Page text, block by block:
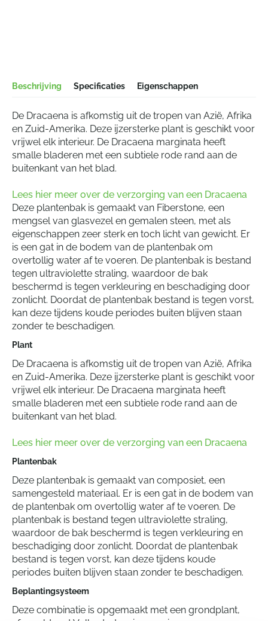
Beschrijving Specificaties Eigenschappen
De Dracaena is afkomstig uit de tropen van Azië, Afrika
en Zuid-Amerika. Deze ijzersterke plant is geschikt voor
vrijwel elk interieur. De Dracaena marginata heeft
smalle bladeren met een subtiele rode rand aan de
buitenkant van het blad.
Lees hier meer over de verzorging van een Dracaena
Deze plantenbak is gemaakt van Fiberstone, een
mengsel van glasvezel en gemalen steen, met als
eigenschappen zeer sterk en toch licht van gewicht. Er
is een gat in de bodem van de plantenbak om
overtollig water af te voeren. De plantenbak is bestand
tegen ultraviolette straling, waardoor de bak
beschermd is tegen verkleuring en beschadiging door
zonlicht. Doordat de plantenbak bestand is tegen vorst,
kan deze tijdens koude periodes buiten blijven staan
zonder te beschadigen.
Plant
De Dracaena is afkomstig uit de tropen van Azië, Afrika
en Zuid-Amerika. Deze ijzersterke plant is geschikt voor
vrijwel elk interieur. De Dracaena marginata heeft
smalle bladeren met een subtiele rode rand aan de
buitenkant van het blad.
Lees hier meer over de verzorging van een Dracaena
Plantenbak
Deze plantenbak is gemaakt van composiet, een
samengesteld materiaal. Er is een gat in de bodem van
de plantenbak om overtollig water af te voeren. De
plantenbak is bestand tegen ultraviolette straling,
waardoor de bak beschermd is tegen verkleuring en
beschadiging door zonlicht. Doordat de plantenbak
bestand is tegen vorst, kan deze tijdens koude
periodes buiten blijven staan zonder te beschadigen.
Beplantingsysteem
Deze combinatie is opgemaakt met een grondplant,